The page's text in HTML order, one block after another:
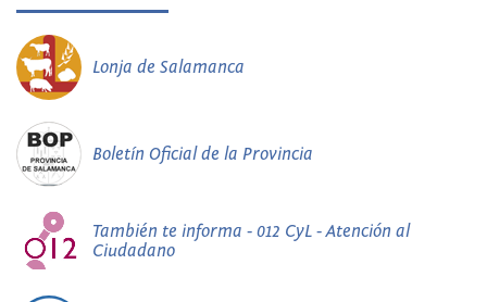
Lonja de Salamanca
Boletín Oficial de la Provincia
También te informa - 012 CyL - Atención al
Ciudadano